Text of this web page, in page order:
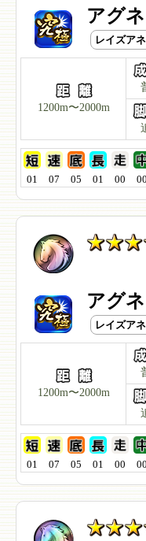
アグ
レイズア
1200m〜2000m
01 07 05 01 00 00
アグ
レイズア
1200m〜2000m
01 07 05 01 00 00